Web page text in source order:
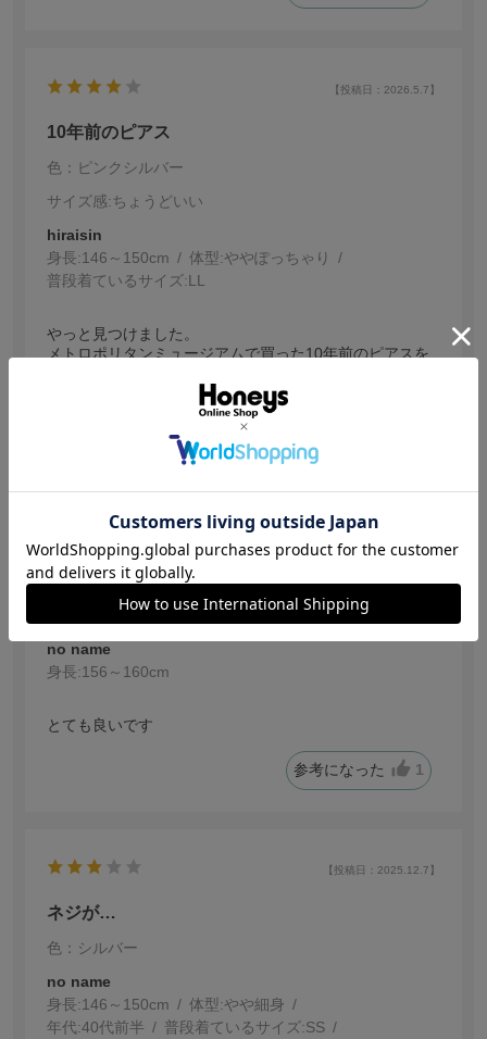
【投稿日：2026.5.7】
10年前のピアス
色：ピンクシルバー
サイズ感:ちょうどいい
hiraisin
身長:146～150cm 体型:ぽっちゃり
普段着ているサイズ:LL
っと見つけました。
メトロポリタンミュージアムで買った10年前のピアスを
ピアス
色：ピンクシルバー
no name
身長:156～160cm
とても良いです
参考になった 1
【投稿日：2025.12.7】
ネジが…
色：シルバー
no name
身長:146～150cm 体型:細身
年代:40代前半 普段着ているサイズ:SS